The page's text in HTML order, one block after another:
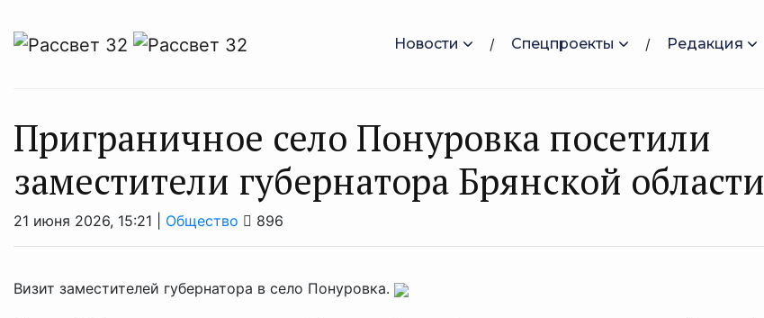
Новости Спецпроекты Редакция
Приграничное село Понуровка посетили
заместители губернатора Брянской области
21 июня 2026, 15:21 | Общество 896
Визит заместителей губернатора в село Понуровка.